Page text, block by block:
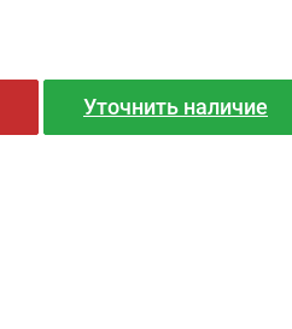
Уточнить наличие